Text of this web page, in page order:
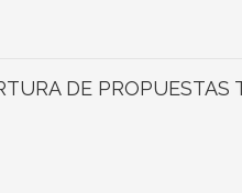
DE PROPUESTAS